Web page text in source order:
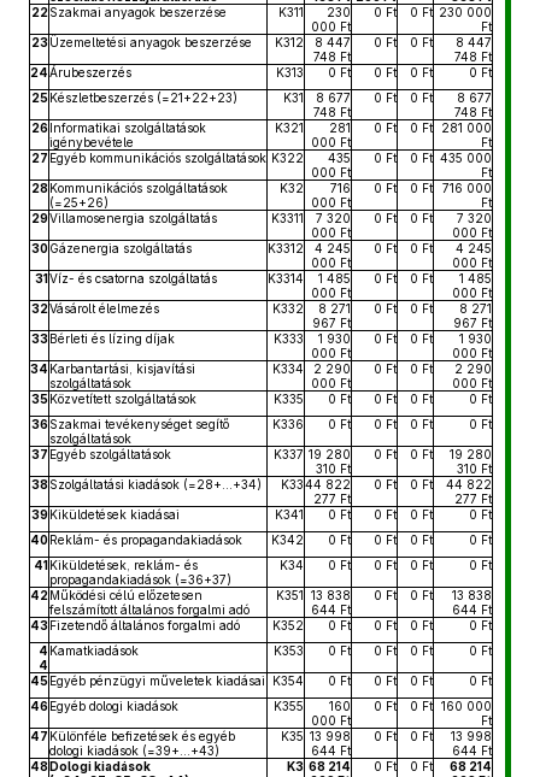
22Szakmai anyagok beszerzése K311
230
000 Ft
0 Ft 0 Ft 230 000
Ft
23Üzemeltetési anyagok beszerzése K312
8 447
748 Ft
0 Ft 0 Ft
8 447
748 Ft
24Árubeszerzés K313 0 Ft 0 Ft 0 Ft
0 Ft
25Készletbeszerzés (=21+22+23) K31
8 677
748 Ft
0 Ft 0 Ft
8 677
748 Ft
26Informatikai szolgáltatások
igénybevétele
K321
281
000 Ft
0 Ft 0 Ft
281 000
Ft
27 Egyéb kommunikációs szolgáltatások K322
435
000 Ft
0 Ft 0 Ft 435 000
Ft
28Kommunikációs szolgáltatások
(=25+26)
K32
716
000 Ft
0 Ft 0 Ft
716 000
Ft
29Villamosenergia szolgáltatás K3311
7 320
000 Ft
0 Ft 0 Ft
7 320
000 Ft
30 Gázenergia szolgáltatás K3312
4 245
000 Ft
0 Ft 0 Ft
4 245
000 Ft
31Víz- és csatorna szolgáltatás K3314
1 485
000 Ft
0 Ft 0 Ft
1 485
000 Ft
32Vásárolt élelmezés K332
8 271
967 Ft
0 Ft 0 Ft
8 271
967 Ft
33Bérleti és lízing díjak K333
1 930
000 Ft
0 Ft 0 Ft
1 930
000 Ft
34 Karbantartási, kisjavítási
szolgáltatások
K334
2 290
000 Ft
0 Ft 0 Ft
2 290
000 Ft
35Közvetített szolgáltatások K335 0 Ft 0 Ft 0 Ft
0 Ft
36Szakmai tevékenységet segítő
szolgáltatások
K336 0 Ft 0 Ft 0 Ft 0 Ft
37 Egyéb szolgáltatások K337 19 280
310 Ft
0 Ft 0 Ft
19 280
310 Ft
38Szolgáltatási kiadások (=28+...+34) K3344 822
277 Ft
0 Ft 0 Ft
44 822
277 Ft
39Kiküldetések kiadásai K341 0 Ft 0 Ft 0 Ft
0 Ft
40 Reklám- és propagandakiadások K342 0 Ft 0 Ft 0 Ft
0 Ft
41Kiküldetések, reklám- és
propagandakiadások (=36+37)
K34 0 Ft 0 Ft 0 Ft 0 Ft
42Működési célú előzetesen
felszámított általános forgalmi adó
K351 13 838
644 Ft
0 Ft 0 Ft
13 838
644 Ft
43Fizetendő általános forgalmi adó K352 0 Ft 0 Ft 0 Ft
0 Ft
4
4
Kamatkiadások K353 0 Ft 0 Ft 0 Ft 0 Ft
45Egyéb pénzügyi műveletek kiadásai K354 0 Ft 0 Ft 0 Ft
0 Ft
46Egyéb dologi kiadások K355
160
000 Ft
0 Ft 0 Ft 160 000
Ft
47 Különféle befizetések és egyéb
dologi kiadások (=39+...+43)
K35 13 998
644 Ft
0 Ft 0 Ft
13 998
644 Ft
48Dologi kiadások
K3 68 214
0 Ft 0 Ft
68 214